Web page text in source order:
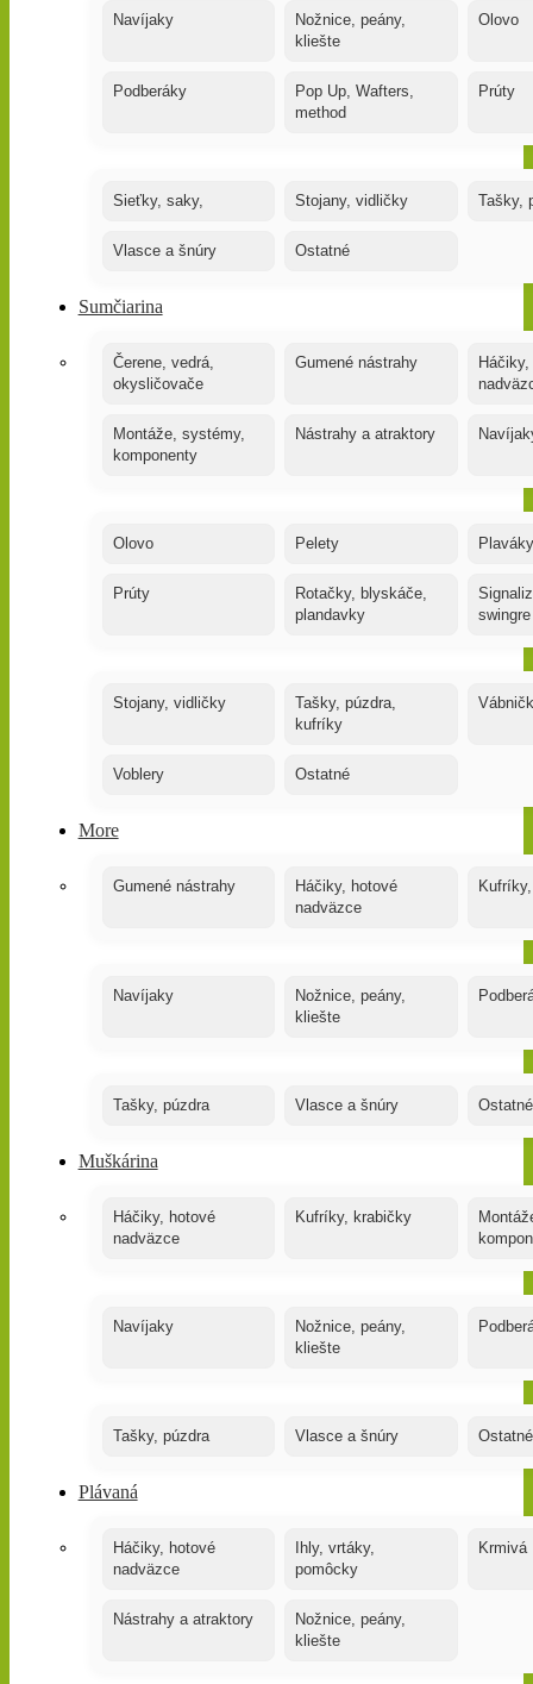
Navíjaky
Nožnice, peány,
kliešte
Olovo
Podberáky
Pop Up, Wafters,
method
Prúty
Sieťky, saky, Stojany, vidličky Tašky,
Vlasce a šnúry Ostatné
Sumčiarina
Čerene, vedrá,
okysličovače
Gumené nástrahy
Montáže, systémy,
komponenty
Nástrahy a atraktory
Olovo Pelety
Prúty
Rotačky, blyskáče,
plandavky
swingre
Stojany, vidličky
Tašky, púzdra,
kufríky
Voblery Ostatné
More
Gumené nástrahy
Háčiky, hotové
nadväzce
Navíjaky
Nožnice, peány,
kliešte
Tašky, púzdra Vlasce a šnúry Ostatné
Muškárina
Háčiky, hotové
nadväzce
Kufríky, krabičky
Navíjaky
Nožnice, peány,
kliešte
Tašky, púzdra Vlasce a šnúry
Plávaná
Háčiky, hotové
nadväzce
Ihly, vrtáky,
pomôcky
Krmivá
Nástrahy a atraktory
Nožnice, peány,
kliešte